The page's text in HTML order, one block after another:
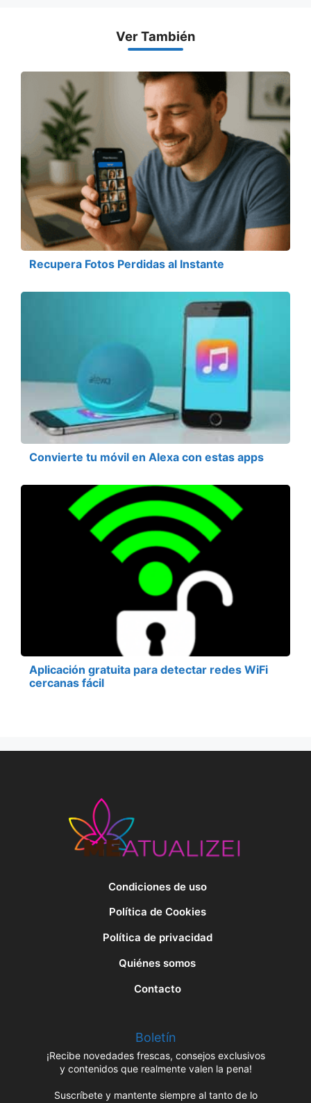
Ver También
Recupera Fotos Perdidas al Instante
Convierte tu móvil en Alexa con estas apps
Aplicación gratuita para detectar redes WiFi
cercanas fácil
Condiciones de uso
Política de Cookies
Política de privacidad
Quiénes somos
Contacto
Boletín
¡Recibe novedades frescas, consejos exclusivos
y contenidos que realmente valen la pena!
Suscríbete y mantente siempre al tanto de lo